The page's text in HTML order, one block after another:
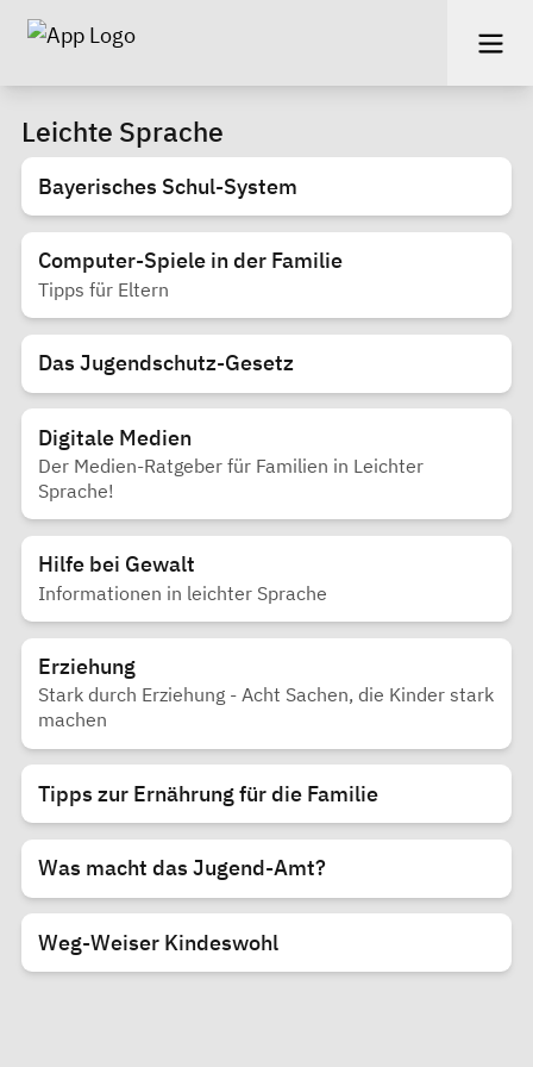
Leichte Sprache
Bayerisches Schul-System
Computer-Spiele in der Familie
Tipps für Eltern
Das Jugendschutz-Gesetz
Digitale Medien
Der Medien-Ratgeber für Familien in Leichter
Sprache!
Hilfe bei Gewalt
Informationen in leichter Sprache
Erziehung
Stark durch Erziehung - Acht Sachen, die Kinder stark
machen
Tipps zur Ernährung für die Familie
Was macht das Jugend-Amt?
Weg-Weiser Kindeswohl